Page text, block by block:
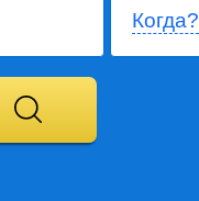
Когда?